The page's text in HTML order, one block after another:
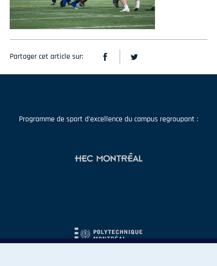
Partager cet article sur:
Programme de sport d'excellence du campus regroupant :